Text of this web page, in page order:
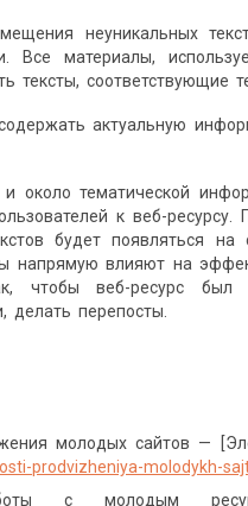
неуникальных
Все материалы,
тексты, соответствующие
актуальную
и около тематической
к веб-
будет появляться на
напрямую влияют на
чтобы веб-ресурс был
делать перепосты.
молодых сайтов —
prodvizheniya-molodykh-
с молодым